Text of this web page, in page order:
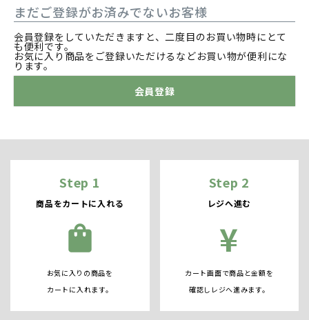
まだご登録がお済みでないお客様
会員登録をしていただきますと、二度目のお買い物時にとて
も便利です。
お気に入り商品をご登録いただけるなどお買い物が便利にな
ります。
会員登録
Step 1
商品をカートに入れる
shopping_bag
お気に入りの商品を
カートに入れます。
Step 2
レジへ進む
¥
カート画面で商品と金額を
確認しレジへ進みます。